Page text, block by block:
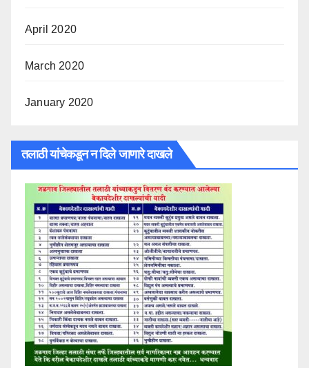
April 2020
March 2020
January 2020
तलाठी यांचेकडून न दिले जाणारे दाखले